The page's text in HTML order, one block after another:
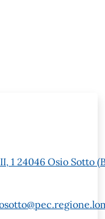
1 24046 Osio Sotto